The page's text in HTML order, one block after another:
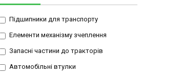
Підшипники для транспорту
Елементи механізму зчеплення
Запасні частини до тракторів
Автомобільні втулки